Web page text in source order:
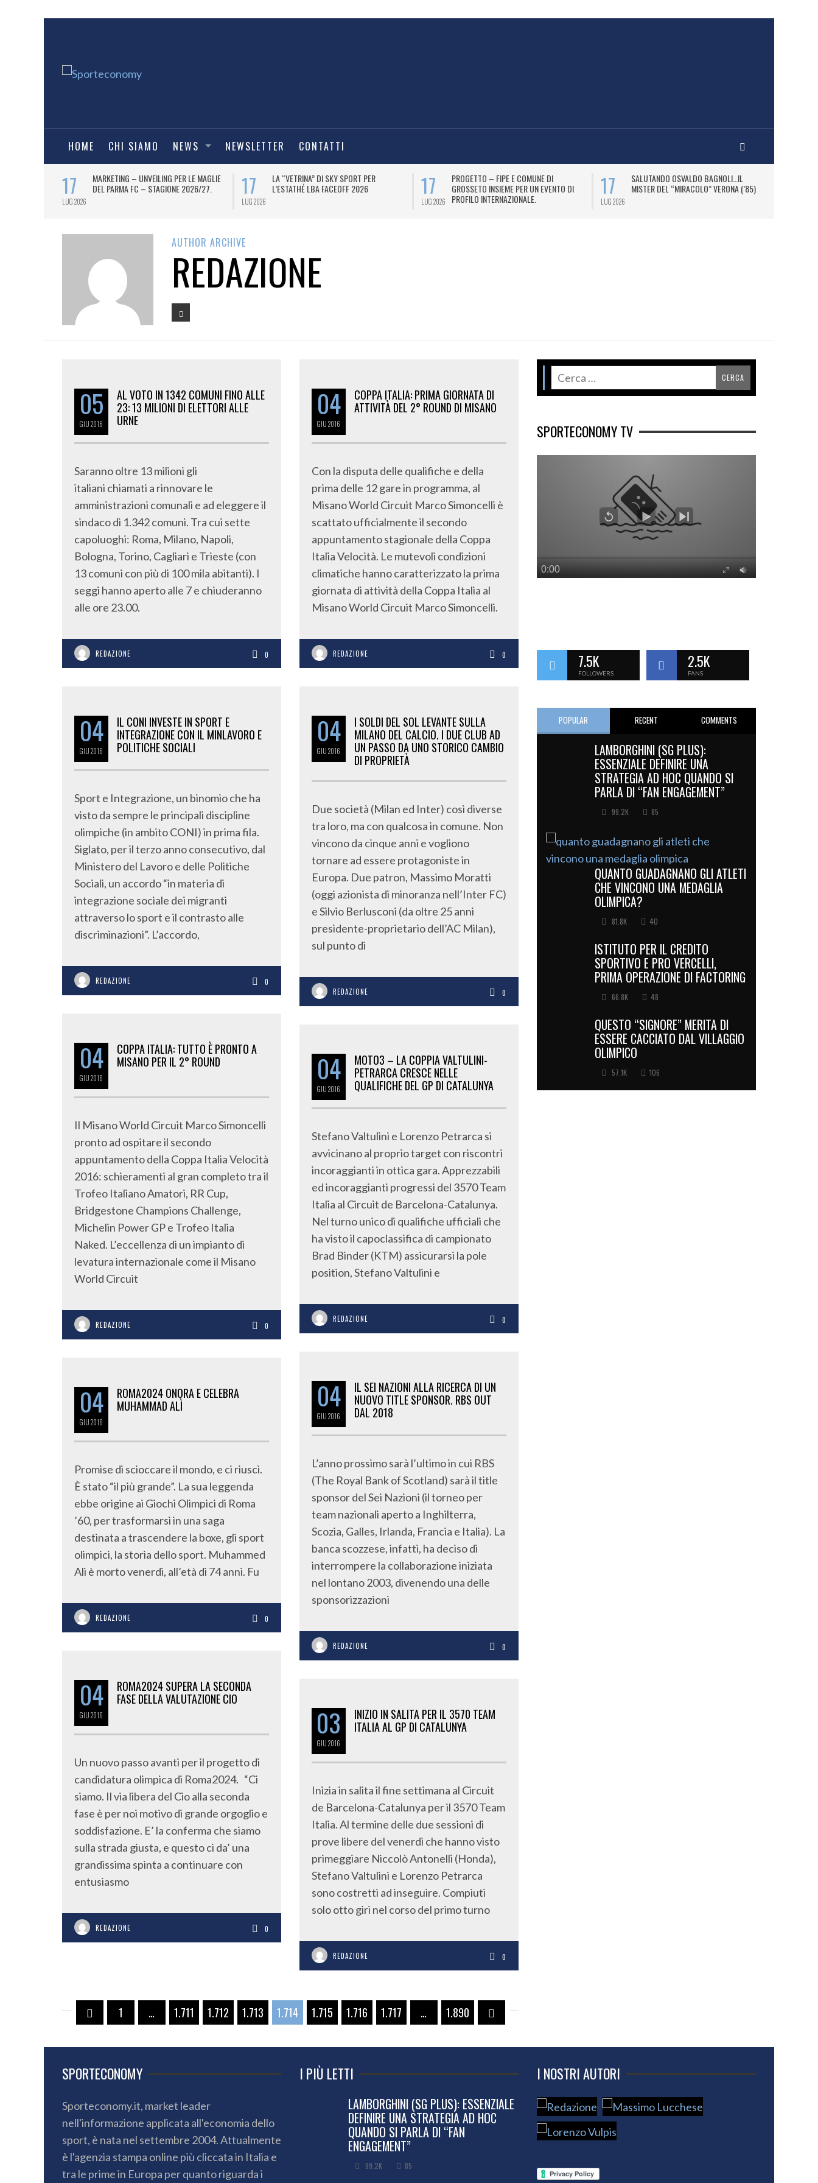
HOME CHI SIAMO NEWS NEWSLETTER CONTATTI
17
LUG 2026
MARKETING – UNVEILING PER LE MAGLIE
DEL PARMA FC – STAGIONE 2026/27.
17
LUG 2026
LA “VETRINA” DI SKY SPORT PER
L’ESTATHÉ LBA FACEOFF 2026
17
LUG 2026
PROGETTO – FIPE E COMUNE DI
GROSSETO INSIEME PER UN EVENTO DI
PROFILO INTERNAZIONALE.
17
LUG 2026
SALUTANDO OSVALDO BAGNOLI…IL
MISTER DEL “MIRACOLO” VERONA (’85)
AUTHOR ARCHIVE
REDAZIONE
05
GIU2016
AL VOTO IN 1342 COMUNI FINO ALLE
23: 13 MILIONI DI ELETTORI ALLE
URNE
Saranno oltre 13 milioni gli
italiani chiamati a rinnovare le
amministrazioni comunali e ad eleggere il
sindaco di 1.342 comuni. Tra cui sette
capoluoghi: Roma, Milano, Napoli,
Bologna, Torino, Cagliari e Trieste (con
13 comuni con più di 100 mila abitanti). I
seggi hanno aperto alle 7 e chiuderanno
alle ore 23.00.
REDAZIONE 0
04
GIU2016
COPPA ITALIA: PRIMA GIORNATA DI
ATTIVITÀ DEL 2° ROUND DI MISANO
Con la disputa delle qualifiche e della
prima delle 12 gare in programma, al
Misano World Circuit Marco Simoncelli è
scattato ufficialmente il secondo
appuntamento stagionale della Coppa
Italia Velocità. Le mutevoli condizioni
climatiche hanno caratterizzato la prima
giornata di attività della Coppa Italia al
Misano World Circuit Marco Simoncelli.
REDAZIONE 0
04
GIU2016
IL CONI INVESTE IN SPORT E
INTEGRAZIONE CON IL MINLAVORO E
POLITICHE SOCIALI
Sport e Integrazione, un binomio che ha
visto da sempre le principali discipline
olimpiche (in ambito CONI) in prima fila.
Siglato, per il terzo anno consecutivo, dal
Ministero del Lavoro e delle Politiche
Sociali, un accordo “in materia di
integrazione sociale dei migranti
attraverso lo sport e il contrasto alle
discriminazioni”. L’accordo,
REDAZIONE 0
04
GIU2016
I SOLDI DEL SOL LEVANTE SULLA
MILANO DEL CALCIO. I DUE CLUB AD
UN PASSO DA UNO STORICO CAMBIO
DI PROPRIETÀ
Due società (Milan ed Inter) così diverse
tra loro, ma con qualcosa in comune. Non
vincono da cinque anni e vogliono
tornare ad essere protagoniste in
Europa. Due patron, Massimo Moratti
(oggi azionista di minoranza nell’Inter FC)
e Silvio Berlusconi (da oltre 25 anni
presidente-proprietario dell’AC Milan),
sul punto di
REDAZIONE 0
04
GIU2016
COPPA ITALIA: TUTTO È PRONTO A
MISANO PER IL 2° ROUND
Il Misano World Circuit Marco Simoncelli
pronto ad ospitare il secondo
appuntamento della Coppa Italia Velocità
2016: schieramenti al gran completo tra il
Trofeo Italiano Amatori, RR Cup,
Bridgestone Champions Challenge,
Michelin Power GP e Trofeo Italia
Naked. L’eccellenza di un impianto di
levatura internazionale come il Misano
World Circuit
REDAZIONE 0
04
GIU2016
MOTO3 – LA COPPIA VALTULINI-
PETRARCA CRESCE NELLE
QUALIFICHE DEL GP DI CATALUNYA
Stefano Valtulini e Lorenzo Petrarca si
avvicinano al proprio target con riscontri
incoraggianti in ottica gara. Apprezzabili
ed incoraggianti progressi del 3570 Team
Italia al Circuit de Barcelona-Catalunya.
Nel turno unico di qualifiche ufficiali che
ha visto il capoclassifica di campionato
Brad Binder (KTM) assicurarsi la pole
position, Stefano Valtulini e
REDAZIONE 0
04
GIU2016
IL SEI NAZIONI ALLA RICERCA DI UN
NUOVO TITLE SPONSOR. RBS OUT
DAL 2018
L’anno prossimo sarà l’ultimo in cui RBS
(The Royal Bank of Scotland) sarà il title
sponsor del Sei Nazioni (il torneo per
team nazionali aperto a Inghilterra,
Scozia, Galles, Irlanda, Francia e Italia). La
banca scozzese, infatti, ha deciso di
interrompere la collaborazione iniziata
nel lontano 2003, divenendo una delle
sponsorizzazioni
REDAZIONE 0
04
GIU2016
ROMA2024 ONORA E CELEBRA
MUHAMMAD ALÌ
Promise di scioccare il mondo, e ci riuscì.
È stato “il più grande”. La sua leggenda
ebbe origine ai Giochi Olimpici di Roma
’60, per trasformarsi in una saga
destinata a trascendere la boxe, gli sport
olimpici, la storia dello sport. Muhammed
Ali è morto venerdi, all’età di 74 anni. Fu
REDAZIONE 0
04
GIU2016
ROMA2024 SUPERA LA SECONDA
FASE DELLA VALUTAZIONE CIO
Un nuovo passo avanti per il progetto di
candidatura olimpica di Roma2024. “Ci
siamo. Il via libera del Cio alla seconda
fase è per noi motivo di grande orgoglio e
soddisfazione. E’ la conferma che siamo
sulla strada giusta, e questo ci da’ una
grandissima spinta a continuare con
entusiasmo
REDAZIONE 0
03
GIU2016
INIZIO IN SALITA PER IL 3570 TEAM
ITALIA AL GP DI CATALUNYA
Inizia in salita il fine settimana al Circuit
de Barcelona-Catalunya per il 3570 Team
Italia. Al termine delle due sessioni di
prove libere del venerdì che hanno visto
primeggiare Niccolò Antonelli (Honda),
Stefano Valtulini e Lorenzo Petrarca
sono costretti ad inseguire. Compiuti
solo otto giri nel corso del primo turno
REDAZIONE 0
1 … 1.711 1.712 1.713 1.714 1.715 1.716 1.717 … 1.890
SPORTECONOMY TV
7.5K
FOLLOWERS
2.5K
FANS
POPULAR RECENT COMMENTS
LAMBORGHINI (SG PLUS):
ESSENZIALE DEFINIRE UNA
STRATEGIA AD HOC QUANDO SI
PARLA DI “FAN ENGAGEMENT”
99.2K 85
QUANTO GUADAGNANO GLI ATLETI
CHE VINCONO UNA MEDAGLIA
OLIMPICA?
81.8K 40
ISTITUTO PER IL CREDITO
SPORTIVO E PRO VERCELLI,
PRIMA OPERAZIONE DI FACTORING
66.8K 48
QUESTO “SIGNORE” MERITA DI
ESSERE CACCIATO DAL VILLAGGIO
OLIMPICO
57.1K 106
SPORTECONOMY
Sporteconomy.it, market leader
nell'informazione applicata all'economia dello
sport, è nata nel settembre 2004. Attualmente
è l'agenzia stampa online più cliccata in Italia e
tra le prime in Europa per quanto riguarda i
I PIÙ LETTI
LAMBORGHINI (SG PLUS): ESSENZIALE
DEFINIRE UNA STRATEGIA AD HOC
QUANDO SI PARLA DI “FAN
ENGAGEMENT”
99.2K 85
I NOSTRI AUTORI